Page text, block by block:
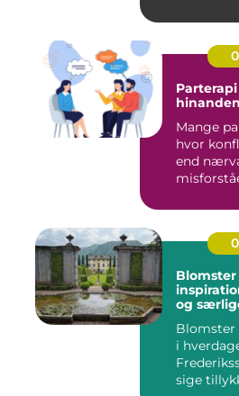
Parterapi
Mange
hvor
end
og
Blomster
i
sige